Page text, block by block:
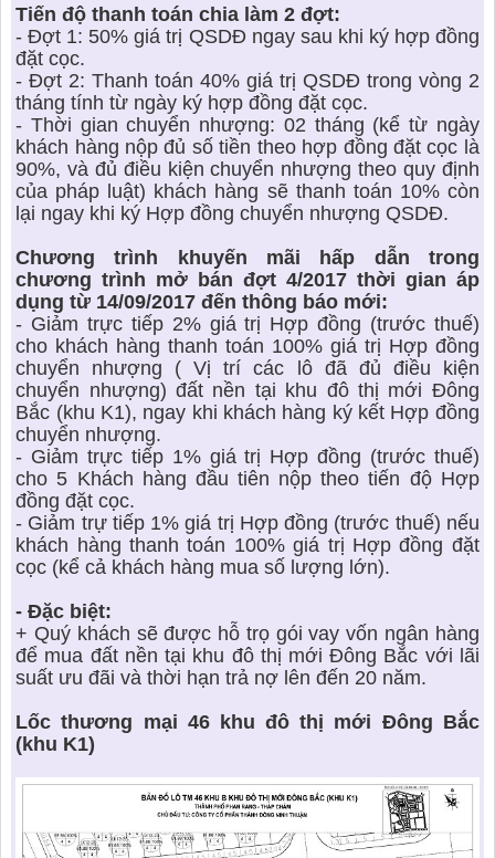
Tiến độ thanh toán chia làm 2 đợt:
- Đợt 1: 50% giá trị QSDĐ ngay sau khi ký hợp đồng
đặt cọc.
- Đợt 2: Thanh toán 40% giá trị QSDĐ trong vòng 2
tháng tính từ ngày ký hợp đồng đặt cọc.
- Thời gian chuyển nhượng: 02 tháng (kể từ ngày
khách hàng nộp đủ số tiền theo hợp đồng đặt cọc là
90%, và đủ điều kiện chuyển nhượng theo quy định
của pháp luật) khách hàng sẽ thanh toán 10% còn
lại ngay khi ký Hợp đồng chuyển nhượng QSDĐ.
Chương trình khuyến mãi hấp dẫn trong
chương trình mở bán đợt 4/2017 thời gian áp
dụng từ 14/09/2017 đến thông báo mới:
- Giảm trực tiếp 2% giá trị Hợp đồng (trước thuế)
cho khách hàng thanh toán 100% giá trị Hợp đồng
chuyển nhượng ( Vị trí các lô đã đủ điều kiện
chuyển nhượng) đất nền tại khu đô thị mới Đông
Bắc (khu K1), ngay khi khách hàng ký kết Hợp đồng
chuyển nhượng.
- Giảm trực tiếp 1% giá trị Hợp đồng (trước thuế)
cho 5 Khách hàng đầu tiên nộp theo tiến độ Hợp
đồng đặt cọc.
- Giảm trự tiếp 1% giá trị Hợp đồng (trước thuế) nếu
khách hàng thanh toán 100% giá trị Hợp đồng đặt
cọc (kể cả khách hàng mua số lượng lớn).
- Đặc biệt:
+ Quý khách sẽ được hỗ trọ gói vay vốn ngân hàng
để mua đất nền tại khu đô thị mới Đông Bắc với lãi
suất ưu đãi và thời hạn trả nợ lên đến 20 năm.
Lốc thương mại 46 khu đô thị mới Đông Bắc
(khu K1)